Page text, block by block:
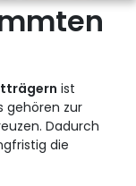
ist
gehören zur
Dadurch
die